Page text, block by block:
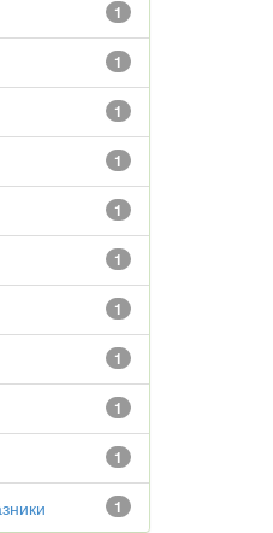
1
1
1
1
1
1
1
1
1
1
1